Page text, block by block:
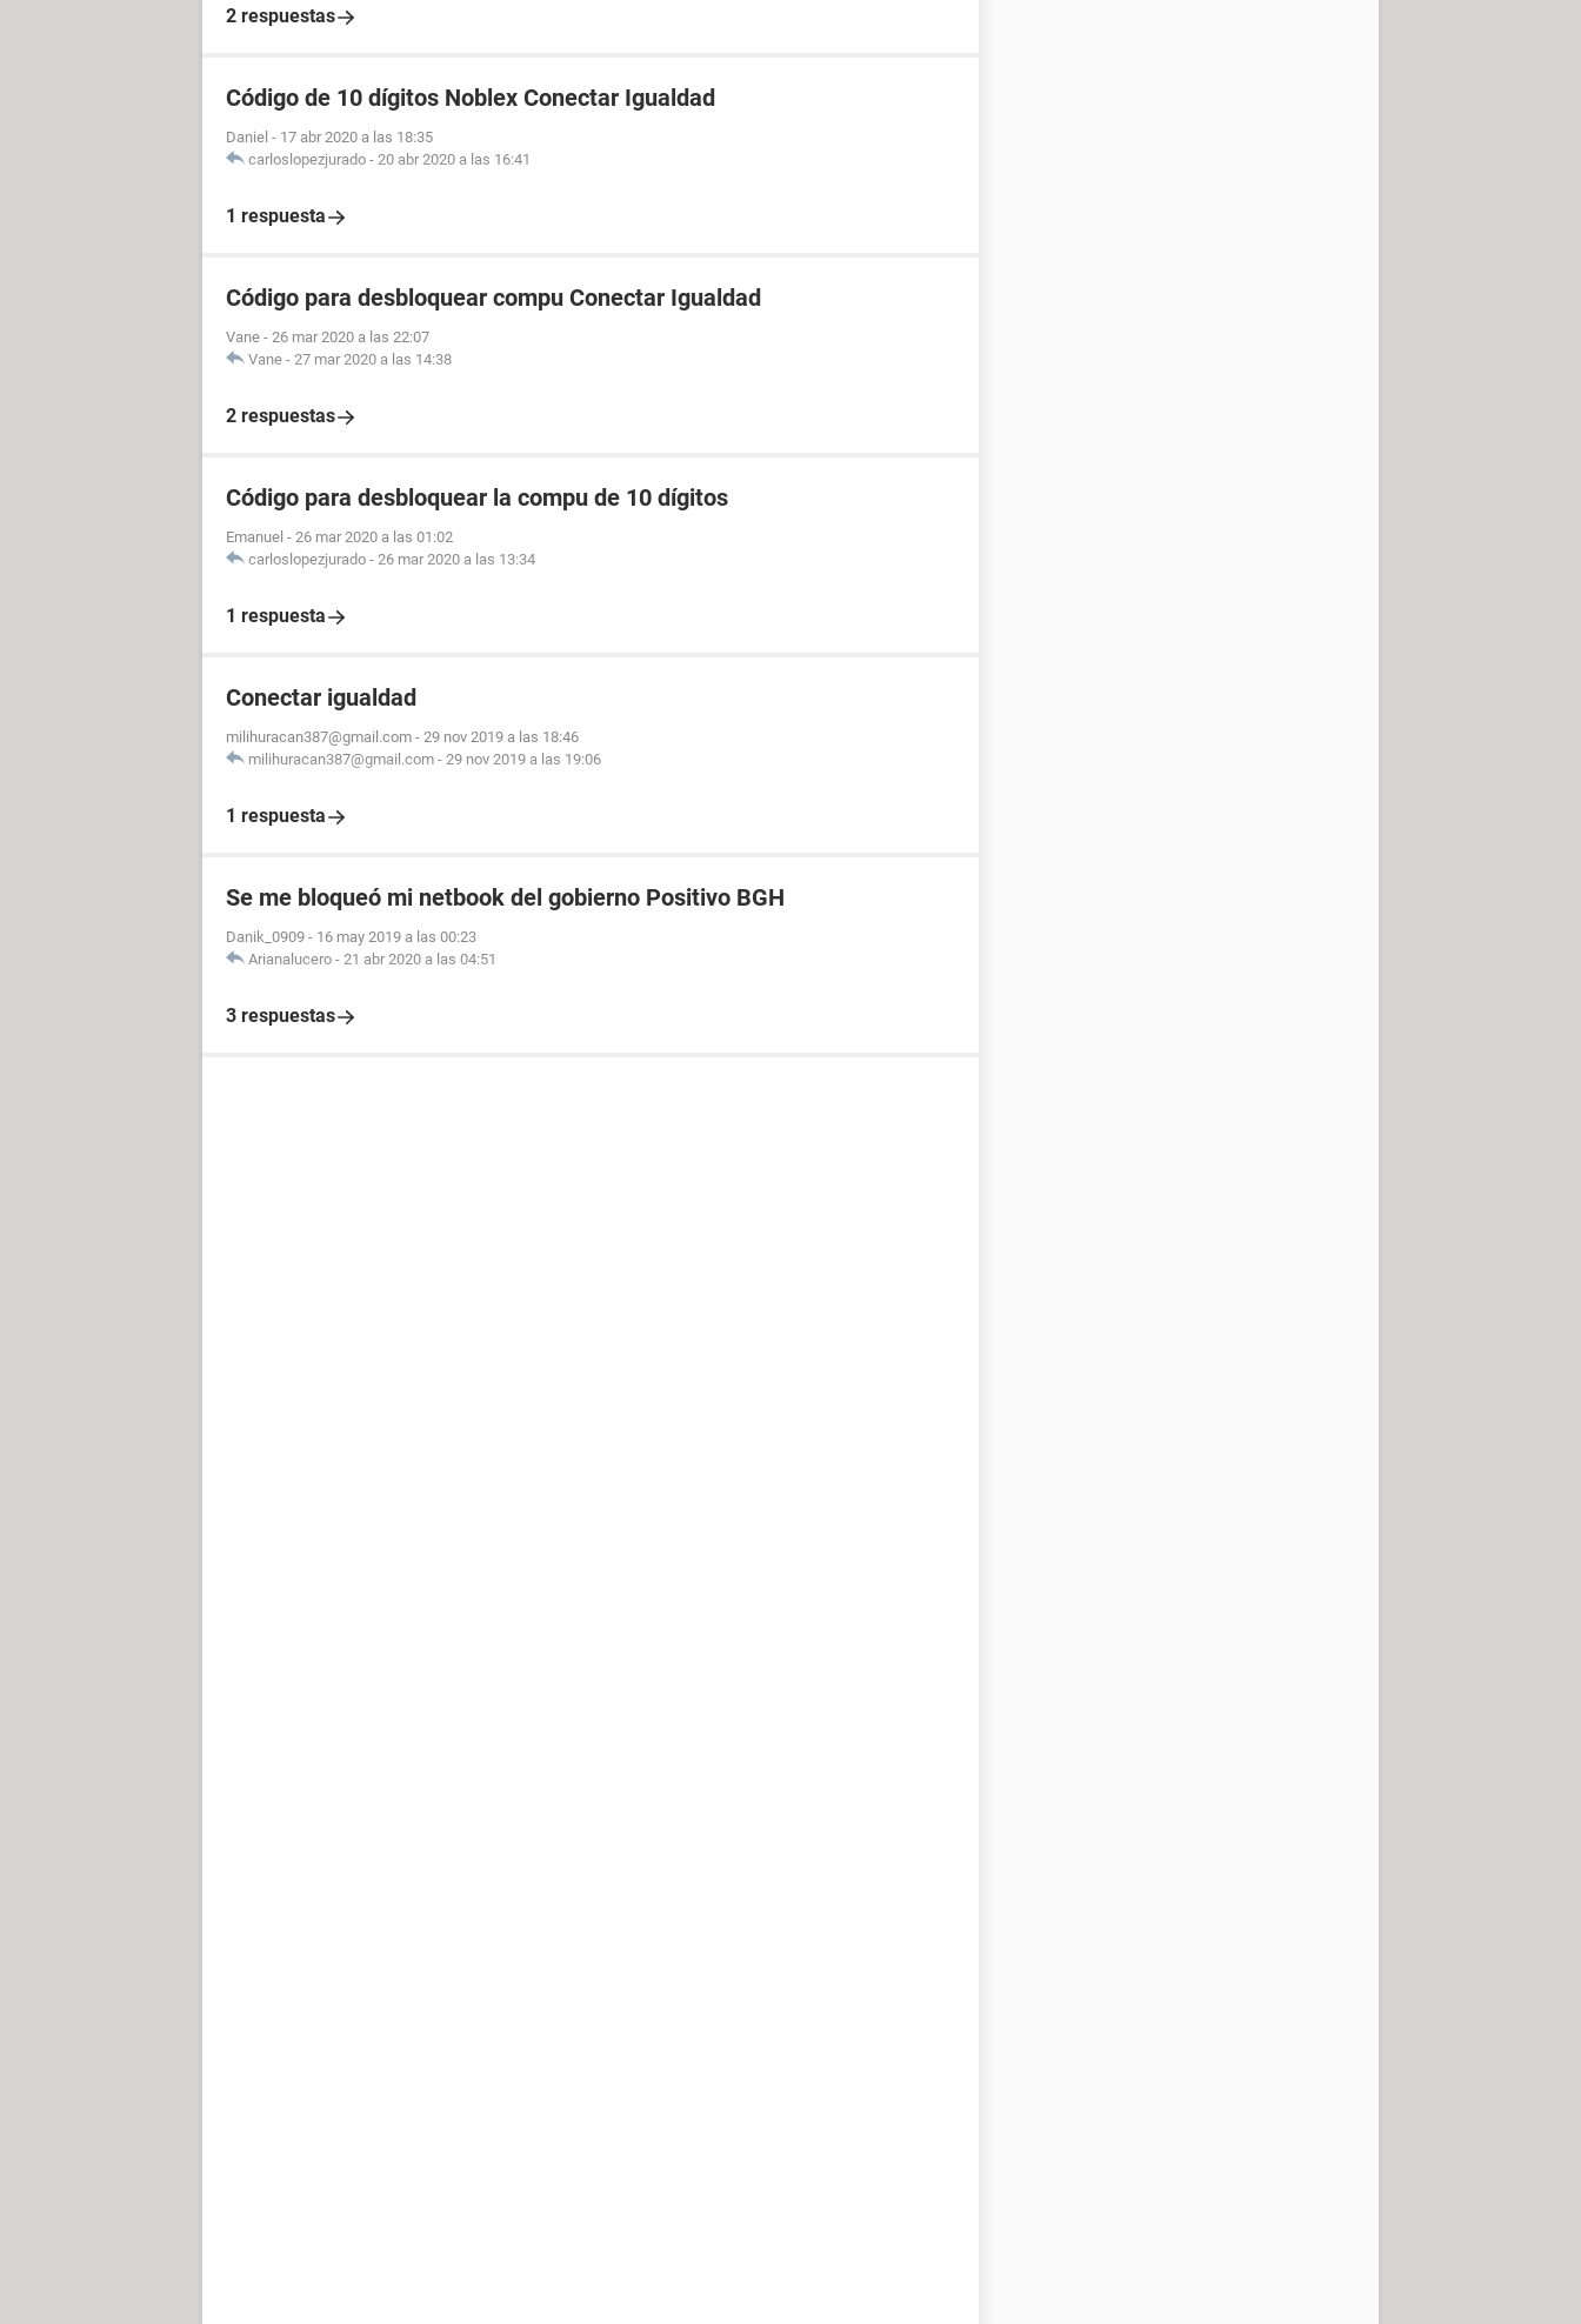
2 respuestas
Código de 10 dígitos Noblex Conectar Igualdad
Daniel - 17 abr 2020 a las 18:35
carloslopezjurado - 20 abr 2020 a las 16:41
1 respuesta
Código para desbloquear compu Conectar Igualdad
Vane - 26 mar 2020 a las 22:07
Vane - 27 mar 2020 a las 14:38
2 respuestas
Código para desbloquear la compu de 10 dígitos
Emanuel - 26 mar 2020 a las 01:02
carloslopezjurado - 26 mar 2020 a las 13:34
1 respuesta
Conectar igualdad
milihuracan387@gmail.com - 29 nov 2019 a las 18:46
milihuracan387@gmail.com - 29 nov 2019 a las 19:06
1 respuesta
Se me bloqueó mi netbook del gobierno Positivo BGH
Danik_0909 - 16 may 2019 a las 00:23
Arianalucero - 21 abr 2020 a las 04:51
3 respuestas